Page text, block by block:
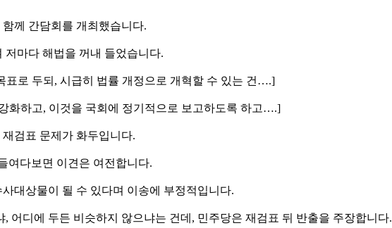
께 간담회를 개최했습니다.
마다 해법을 꺼내 들었습니다.
표로 두되, 시급히 법률 개정으로 개혁할 수 있는 건….]
화하고, 이것을 국회에 정기적으로 보고하도록 하고….]
검표 문제가 화두입니다.
여다보면 이견은 여전합니다.
대상물이 될 수 있다며 이송에 부정적입니다.
어디에 두든 비슷하지 않으냐는 건데, 민주당은 재검표 뒤 반출을 주장합니다.